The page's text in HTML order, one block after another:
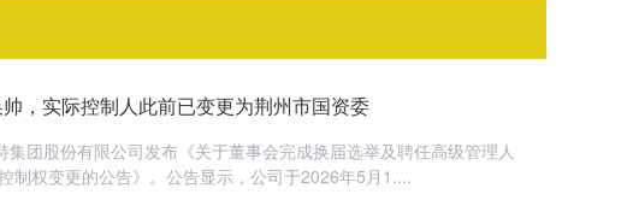
，实际控制人此前已变更为荆州市国资委
团股份有限公司发布《关于董事会完成换届选举及聘任高级管理人
制权变更的公告》。公告显示，公司于2026年5月1....